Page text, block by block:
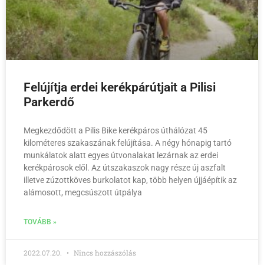
Felújítja erdei kerékpárútjait a Pilisi
Parkerdő
Megkezdődött a Pilis Bike kerékpáros úthálózat 45
kilométeres szakaszának felújítása. A négy hónapig tartó
munkálatok alatt egyes útvonalakat lezárnak az erdei
kerékpárosok elől. Az útszakaszok nagy része új aszfalt
illetve zúzottköves burkolatot kap, több helyen újjáépítik az
alámosott, megcsúszott útpálya
TOVÁBB »
2022.07.20. Nincs hozzászólás